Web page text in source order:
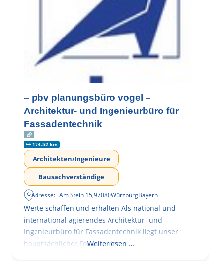
– pbv planungsbüro vogel –
Architektur- und Ingenieurbüro für
Fassadentechnik
174.52 km
Architekten/Ingenieure
Bausachverständige
Adresse: Am Stein 15,97080WürzburgBayern
Werte schaffen und erhalten Als national und
international agierendes Architektur- und
Ingenieurbüro für Fassadentechnik liegt unser
hauptsächlicher Fokus in der
Weiterlesen …